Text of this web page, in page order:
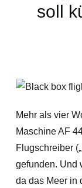
soll
Mehr als vier
Maschine AF
Flugschreiber
gefunden. Und
da das Meer in